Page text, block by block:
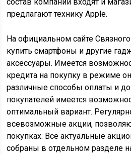
предлагают технику Apple.
На официальном сайте
купить смартфоны и другие
аксессуары. Имеется
кредита на покупку в режиме
различные способы оплаты и
покупателей имеется
оптимальный вариант.
всевозможные акции,
покупках. Все актуальные
собраны в отдельном разделе